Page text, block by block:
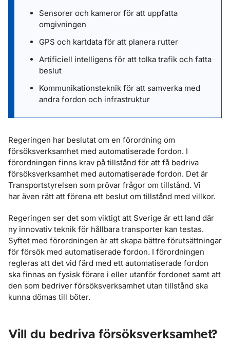
Sensorer och kameror för att uppfatta
omgivningen
GPS och kartdata för att planera rutter
Artificiell intelligens för att tolka trafik och fatta
beslut
Kommunikationsteknik för att samverka med
andra fordon och infrastruktur
Regeringen har beslutat om en förordning om
försöksverksamhet med automatiserade fordon. I
förordningen finns krav på tillstånd för att få bedriva
försöksverksamhet med automatiserade fordon. Det är
Transportstyrelsen som prövar frågor om tillstånd. Vi
har även rätt att förena ett beslut om tillstånd med villkor.
Regeringen ser det som viktigt att Sverige är ett land där
ny innovativ teknik för hållbara transporter kan testas.
Syftet med förordningen är att skapa bättre förutsättningar
för försök med automatiserade fordon. I förordningen
regleras att det vid färd med ett automatiserade fordon
ska finnas en fysisk förare i eller utanför fordonet samt att
den som bedriver försöksverksamhet utan tillstånd ska
kunna dömas till böter.
Vill du bedriva försöksverksamhet?